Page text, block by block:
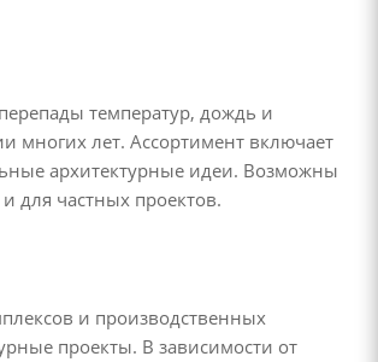
температур, дождь и
многих лет. Ассортимент включает
архитектурные идеи. Возможны
для частных проектов.
и производственных
проекты. В зависимости от